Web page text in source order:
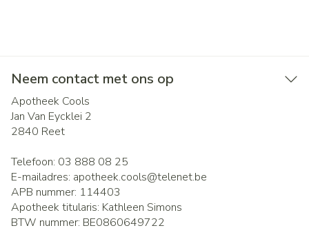
Neem contact met ons op
Apotheek Cools
Jan Van Eycklei 2
2840 Reet
Telefoon: 03 888 08 25
E-mailadres: apotheek.cools@telenet.be
APB nummer: 114403
Apotheek titularis: Kathleen Simons
BTW nummer: BE0860649722